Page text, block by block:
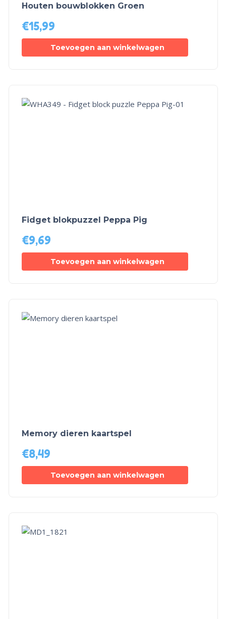
Houten bouwblokken Groen
€15,99
Toevoegen aan winkelwagen
Fidget blokpuzzel Peppa Pig
€9,69
Toevoegen aan winkelwagen
Memory dieren kaartspel
€8,49
Toevoegen aan winkelwagen